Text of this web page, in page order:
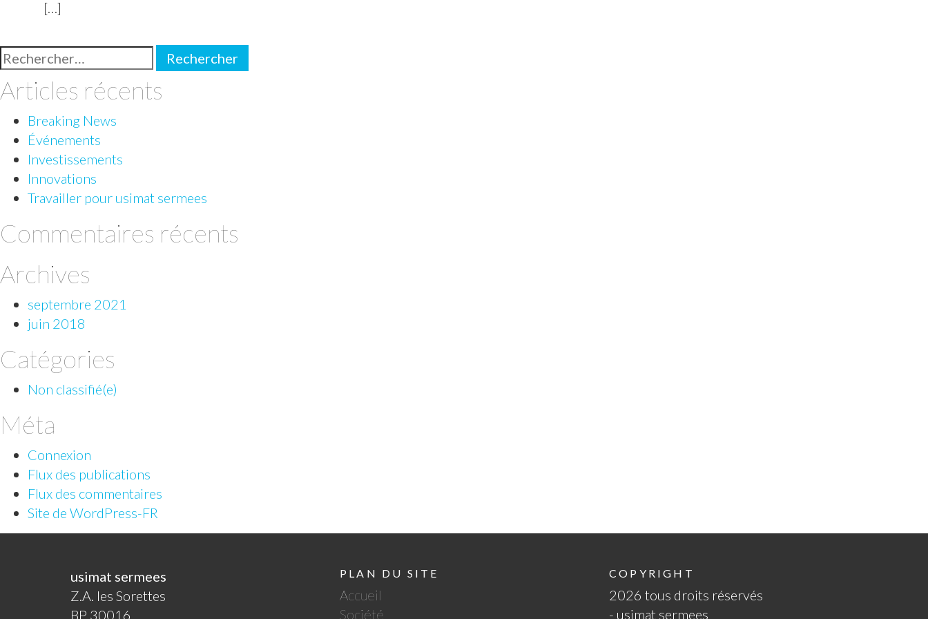
[…]
Rechercher :
Articles récents
Breaking News
Événements
Investissements
Innovations
Travailler pour usimat sermees
Commentaires récents
Archives
septembre 2021
juin 2018
Catégories
Non classifié(e)
Méta
Connexion
Flux des publications
Flux des commentaires
Site de WordPress-FR
usimat sermees
Z.A. les Sorettes
BP 30016
PLAN DU SITE
Accueil
Société
COPYRIGHT
2026 tous droits réservés
- usimat sermees